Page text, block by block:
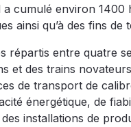
cumulé environ 1400
ainsi qu’à des fins de
répartis entre quatre
et des trains
de transport de
énergétique, de
installations de